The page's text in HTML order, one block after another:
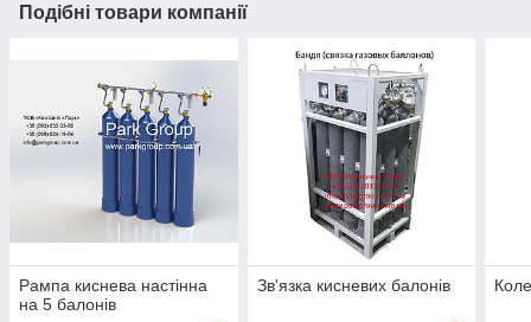
Подібні товари компанії
Рампа киснева настінна
на 5 балонів
Зв'язка кисневих балонів